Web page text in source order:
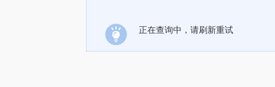
正在查询中，请刷新重试